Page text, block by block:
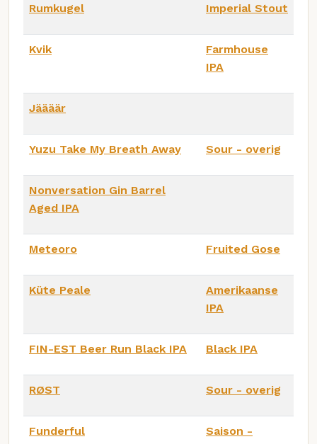
Rumkugel Imperial Stout
Kvik
Farmhouse
IPA
Jäääär
Yuzu Take My Breath Away Sour - overig
Nonversation Gin Barrel
Aged IPA
Meteoro Fruited Gose
Küte Peale
Amerikaanse
IPA
FIN-EST Beer Run Black IPA Black IPA
RØST Sour - overig
Funderful
Saison -